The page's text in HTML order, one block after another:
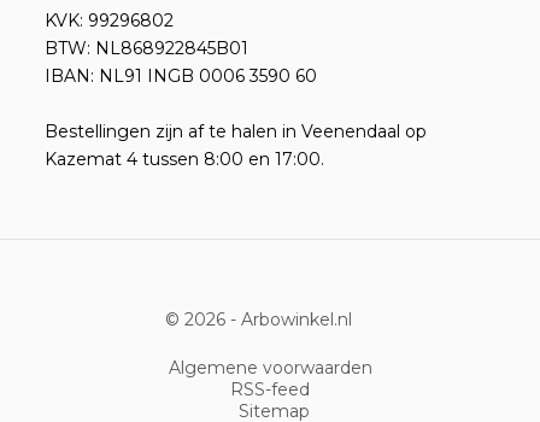
KVK: 99296802
BTW: NL868922845B01
IBAN: NL91 INGB 0006 3590 60
Bestellingen zijn af te halen in Veenendaal op
Kazemat 4 tussen 8:00 en 17:00.
© 2026 - Arbowinkel.nl
Algemene voorwaarden
RSS-feed
Sitemap